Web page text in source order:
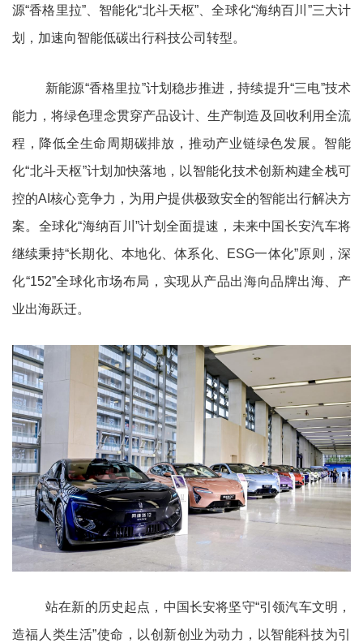
源“香格里拉”、智能化“北斗天枢”、全球化“海纳百川”三大计
划，加速向智能低碳出行科技公司转型。
新能源“香格里拉”计划稳步推进，持续提升“三电”技术
能力，将绿色理念贯穿产品设计、生产制造及回收利用全流
程，降低全生命周期碳排放，推动产业链绿色发展。智能
化“北斗天枢”计划加快落地，以智能化技术创新构建全栈可
控的AI核心竞争力，为用户提供极致安全的智能出行解决方
案。全球化“海纳百川”计划全面提速，未来中国长安汽车将
继续秉持“长期化、本地化、体系化、ESG一体化”原则，深
化“152”全球化市场布局，实现从产品出海向品牌出海、产
业出海跃迁。
站在新的历史起点，中国长安将坚守“引领汽车文明，
造福人类生活”使命，以创新创业为动力，以智能科技为引